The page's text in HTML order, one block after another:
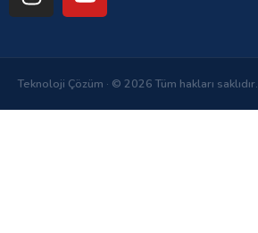
Teknoloji Çözüm · © 2026 Tüm hakları saklıdır.